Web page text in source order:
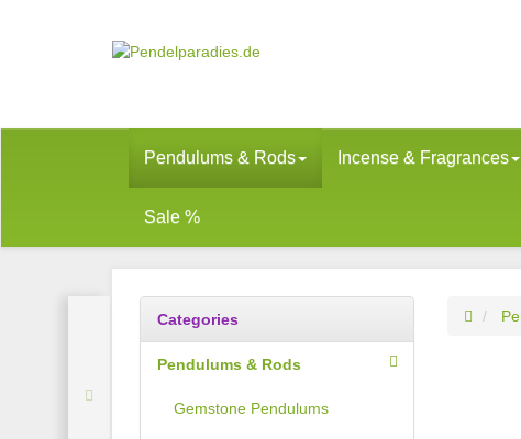
Pendulums & Rods Incense & Fragrances
Sale %
Categories
Pendulums & Rods
Gemstone Pendulums